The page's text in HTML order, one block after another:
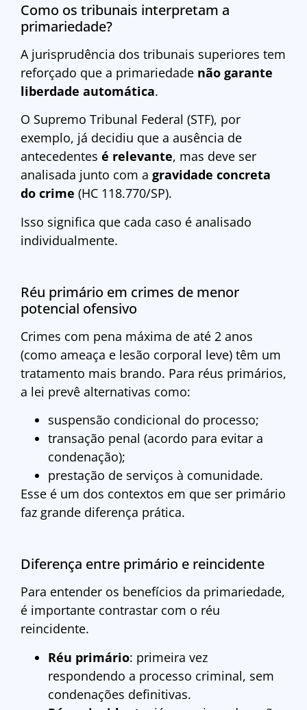
Como os tribunais interpretam a
primariedade?
A jurisprudência dos tribunais superiores tem
reforçado que a primariedade não garante
liberdade automática.
O Supremo Tribunal Federal (STF), por
exemplo, já decidiu que a ausência de
antecedentes é relevante, mas deve ser
analisada junto com a gravidade concreta
do crime (HC 118.770/SP).
Isso significa que cada caso é analisado
individualmente.
Réu primário em crimes de menor
potencial ofensivo
Crimes com pena máxima de até 2 anos
(como ameaça e lesão corporal leve) têm um
tratamento mais brando. Para réus primários,
a lei prevê alternativas como:
suspensão condicional do processo;
transação penal (acordo para evitar a
condenação);
prestação de serviços à comunidade.
Esse é um dos contextos em que ser primário
faz grande diferença prática.
Diferença entre primário e reincidente
Para entender os benefícios da primariedade,
é importante contrastar com o réu
reincidente.
Réu primário: primeira vez
respondendo a processo criminal, sem
condenações definitivas.